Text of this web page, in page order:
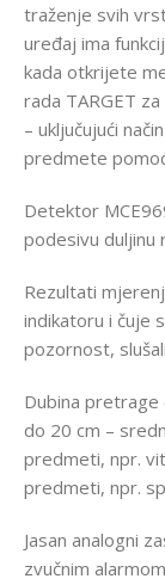
traženje svih
uređaj ima
kada otkrijete
rada TARGET
– uključujući
predmete
Detektor
podesivu duljinu
Rezultati
indikatoru i čuje
pozornost,
Dubina pretrage
do 20 cm –
predmeti, npr.
predmeti, npr.
Jasan analogni
zvučnim